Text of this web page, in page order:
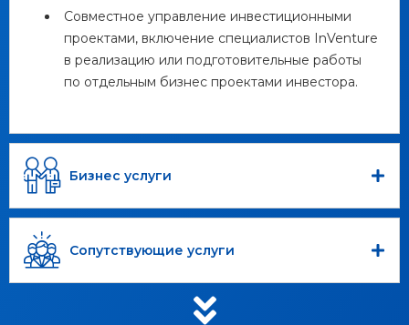
Совместное управление инвестиционными
проектами, включение специалистов InVenture
в реализацию или подготовительные работы
по отдельным бизнес проектами инвестора.
Бизнес услуги
Сопутствующие услуги